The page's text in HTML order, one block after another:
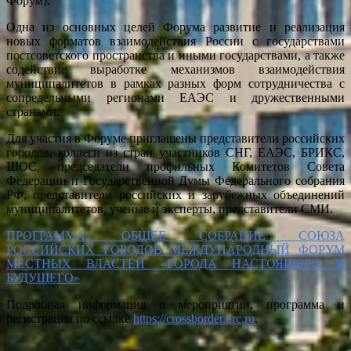
Одна из основных целей Форума развитие и реализация
новых форматов взаимодействия России с государствами
постсоветского пространства и иными государствами, а также
содействие выработке механизмов взаимодействия
муниципалитетов в рамках разных форм сотрудничества с
сопредельными регионами ЕАЭС и дружественными
странами.
Для участия в Форуме приглашены представители российских
городов, коллеги из стран участников СНГ, ЕАЭС, БРИКС,
ШОС, председатели профильных Комитетов Совета
Федерации и Государственной Думы Федерального собрания
РФ, представители российских и зарубежных объединений
муниципалитетов, ученые и эксперты, представители СМИ.
ПРОГРАММА. ОБЩЕЕ СОБРАНИЕ СОЮЗА
РОССИЙСКИХ ГОРОДОВ МЕЖДУНАРОДНЫЙ ФОРУМ
МЕСТНЫХ ВЛАСТЕЙ «ГОРОДА НАСТОЯЩЕГО И
БУДУЩЕГО»
Подробная информация о мероприятии, программа и
регистрация по ссылке https://crossborder.urc.ru.